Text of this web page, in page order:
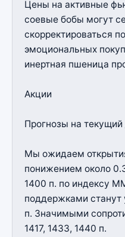
Цены на активные
соевые бобы могут
скорректироваться
эмоциональных
инертная пшеница
Акции
Прогнозы на текущий
Мы ожидаем
понижением около
1400 п. по индексу
поддержками станут
п. Значимыми
1417, 1433, 1440 п.